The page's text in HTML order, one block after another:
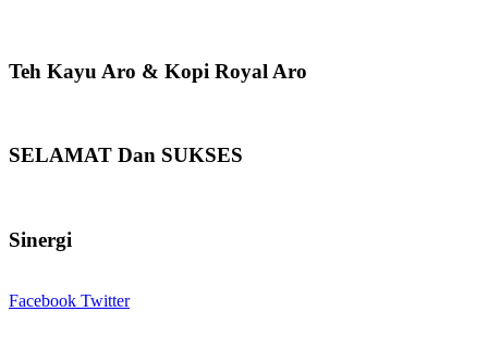
Teh Kayu Aro & Kopi Royal Aro
SELAMAT Dan SUKSES
Sinergi
Facebook Twitter